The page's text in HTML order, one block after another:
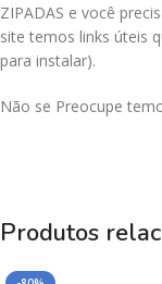
ZIPADAS e você
site temos links úteis
para instalar).
Não se Preocupe
Produtos